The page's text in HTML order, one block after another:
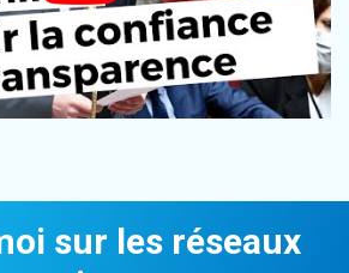
sur les réseaux